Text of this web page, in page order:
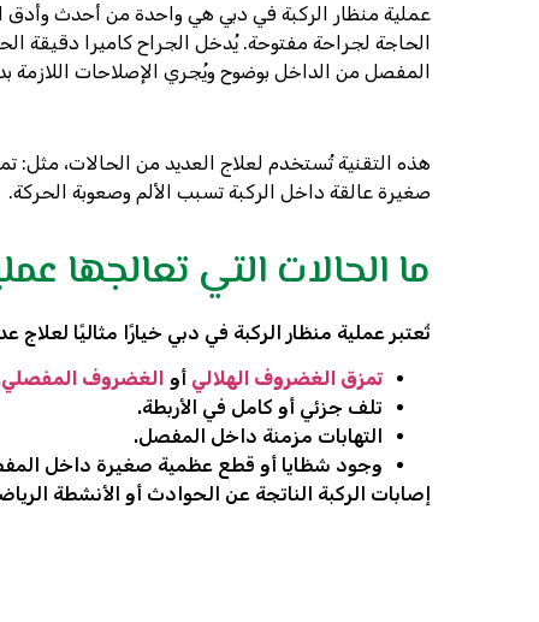
عملية منظار الركبة في دبي هي واحدة من أحدث
الحاجة لجراحة مفتوحة. يُدخل الجراح كاميرا دقيقة
المفصل من الداخل بوضوح ويُجري الإصلاحات اللازمة
هذه التقنية تُستخدم لعلاج العديد من الحالات، مثل:
صغيرة عالقة داخل الركبة تسبب الألم وصعوبة الحركة.
ما الحالات التي تعالجها
تُعتبر عملية منظار الركبة في دبي خيارًا مثاليًا
تمزق الغضروف الهلالي أو الغضروف المفصلي
تلف جزئي أو كامل في الأربطة.
التهابات مزمنة داخل المفصل.
وجود شظايا أو قطع عظمية صغيرة داخل
إصابات الركبة الناتجة عن الحوادث أو الأنشطة